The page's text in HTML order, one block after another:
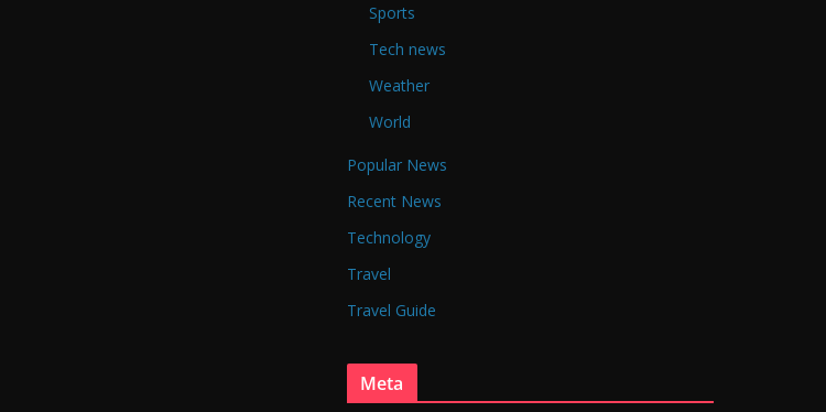
Sports
Tech news
Weather
World
Popular News
Recent News
Technology
Travel
Travel Guide
Meta